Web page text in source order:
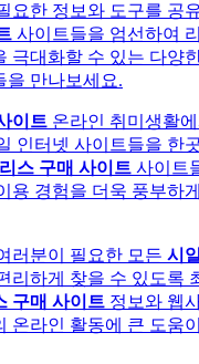
요한 정보와 도구를 공
사이트들을 엄선하여
극대화할 수 있는 다양
을 만나보세요.
이트 온라인 취미생활
인터넷 사이트들을 한
스 구매 사이트 사이트
용 경험을 더욱 풍부하
러분이 필요한 모든 시
리하게 찾을 수 있도록
구매 사이트 정보와 웹
온라인 활동에 큰 도움